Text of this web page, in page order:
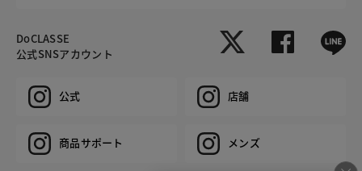
DoCLASSE
公式SNSアカウント
公式 店舗
商品サポート メンズ